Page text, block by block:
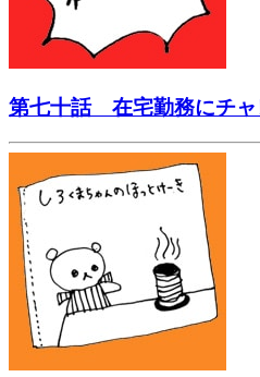
第七十話 在宅勤務にチャ